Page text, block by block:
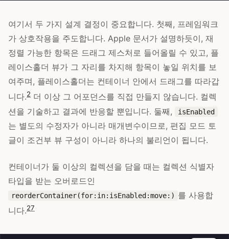
여기서 두 가지 설계 결정이 중요합니다. 첫째, 프레임워크
가 상호작용을 주도합니다. Apple 문서가 설명하듯이, 재
정렬 가능한 항목은 드래그 제스처로 들어올릴 수 있고, 플
레이스홀더 뷰가 그 자리를 차지해 항목이 놓일 위치를 보
여주며, 플레이스홀더는 컨테이너 안에서 드래그를 따라갑
니다.2 더 이상 그 어포던스를 직접 만들지 않습니다. 컬렉
션을 기술하고 결과에 반응할 뿐입니다. 둘째,
isEnabled
는 별도의 수정자가 아니라 매개변수이므로, 편집 모드 토
글이 조건부 뷰 구성이 아니라 하나의 불리언이 됩니다.
컨테이너가 둘 이상의 컬렉션을 담을 때는 컬렉션 식별자
타입을 받는 오버로드인
reorderContainer(for:in:isEnabled:move:) 를 사용합
니다.27